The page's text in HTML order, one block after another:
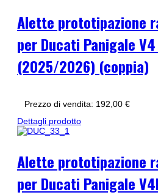
Alette prototipazione
per Ducati Panigale
(2025/2026) (coppia)
Prezzo di vendita: 192,00 €
Dettagli prodotto
Alette prototipazione
per Ducati Panigale